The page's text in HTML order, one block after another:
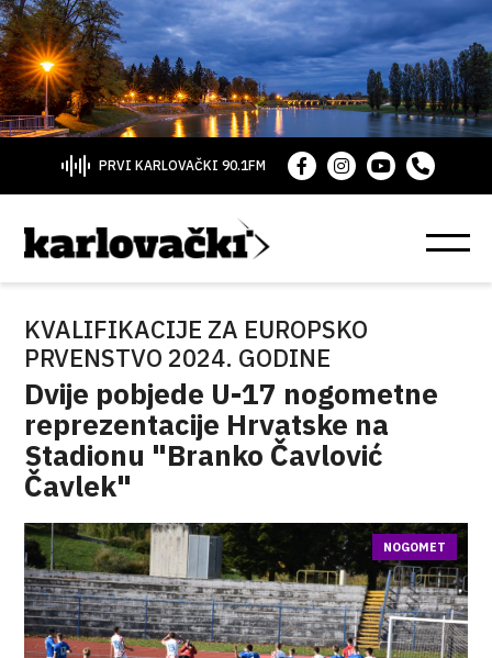
PRVI KARLOVAČKI 90.1FM
KVALIFIKACIJE ZA EUROPSKO
PRVENSTVO 2024. GODINE
Dvije pobjede U-17 nogometne
reprezentacije Hrvatske na
Stadionu "Branko Čavlović
Čavlek"
NOGOMET